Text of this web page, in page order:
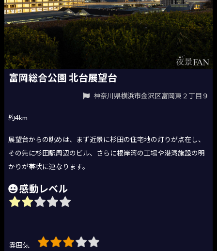
富岡総合公園 北台展望台
神奈川県横浜市金沢区富岡東２丁目９
約4km
展望台からの眺めは、まず近景に杉田の住宅地の灯りが点在し、
その先に杉田駅周辺のビル、さらに根岸湾の工場や港湾施設の明
かりが帯状に連なります。
感動レベル
雰囲気